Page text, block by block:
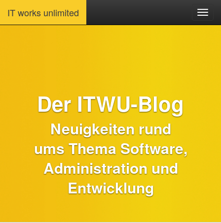
IT works unlimited
Der ITWU-Blog
Neuigkeiten rund
ums Thema Software,
Administration und
Entwicklung